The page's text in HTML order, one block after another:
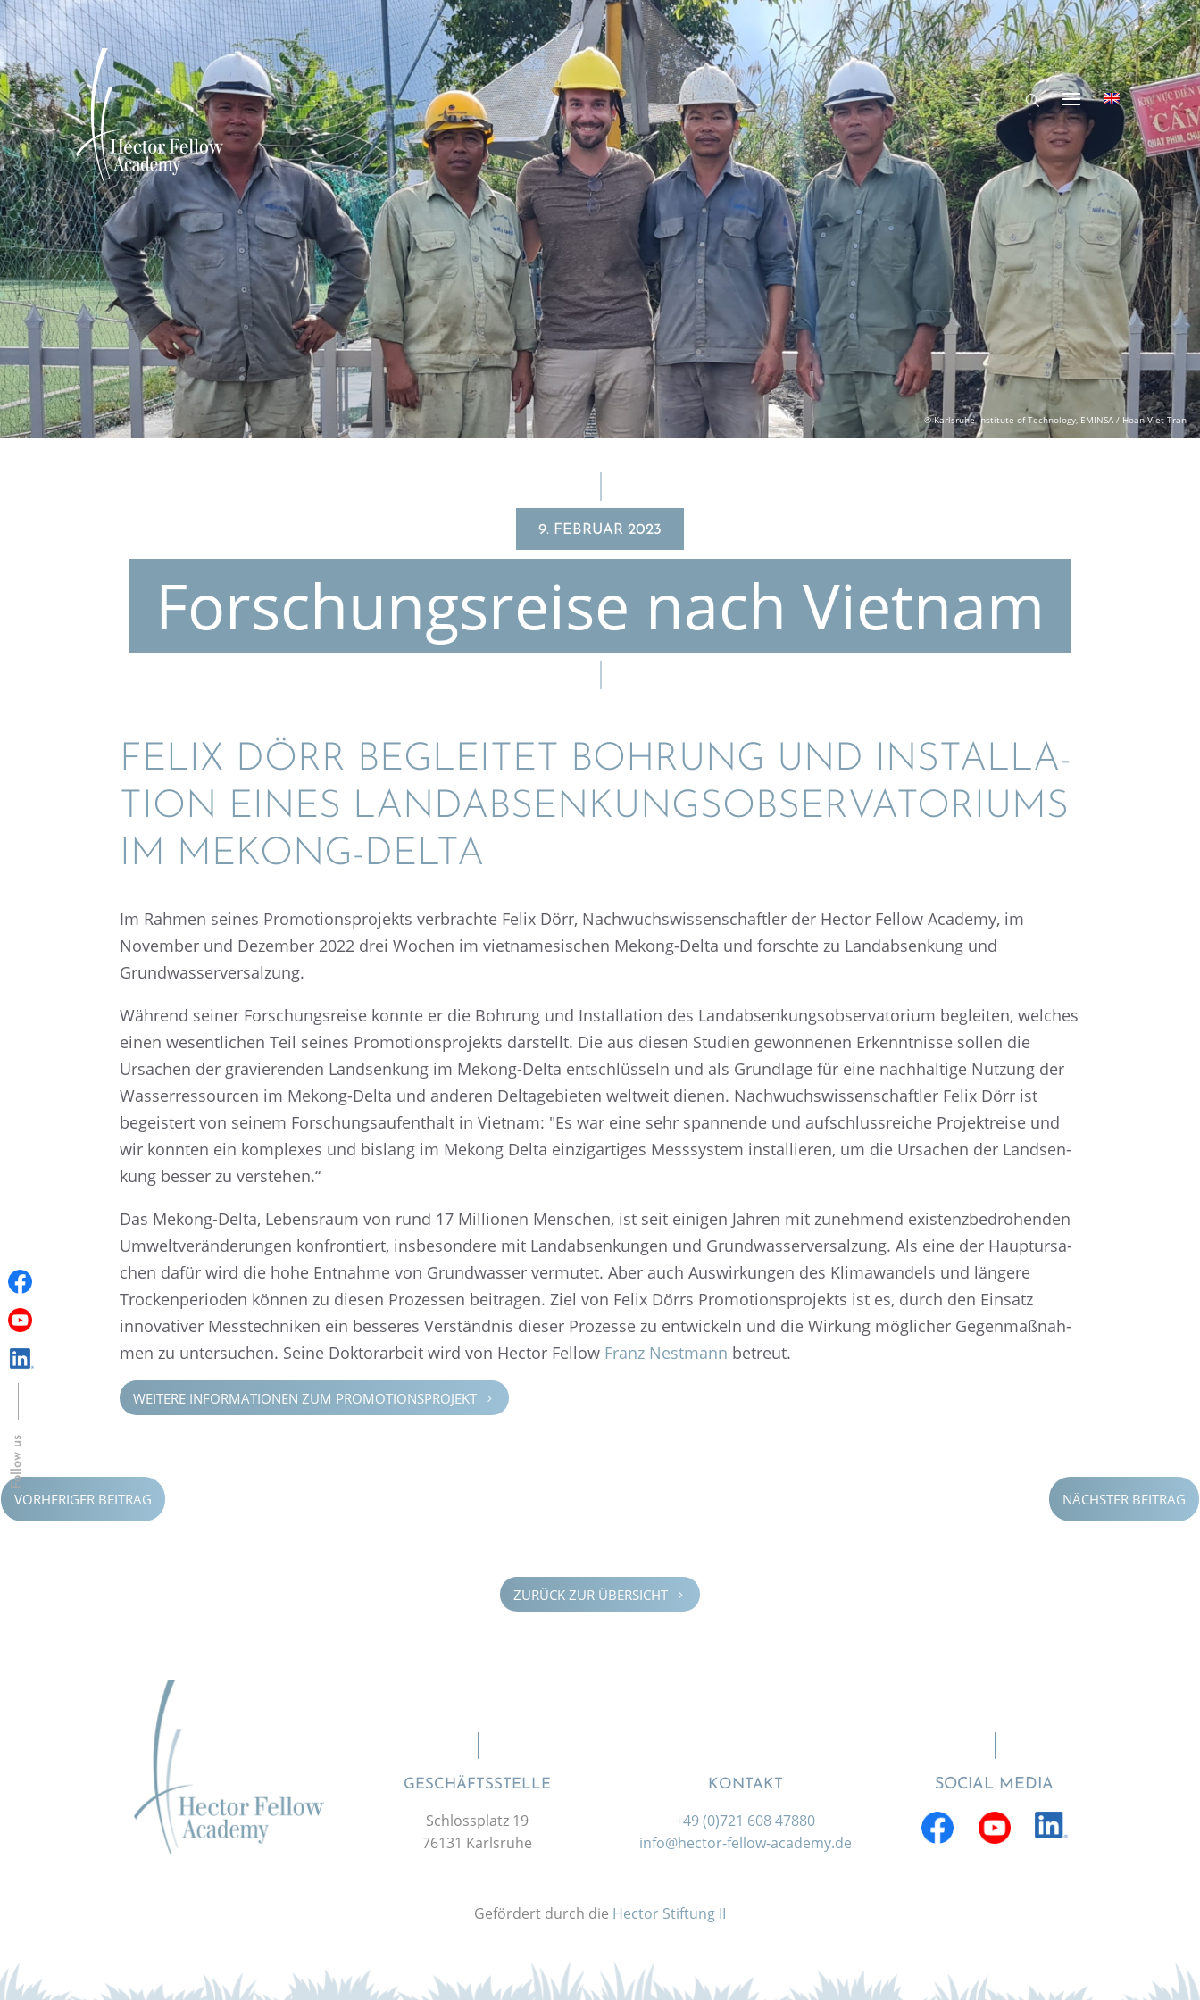
© Karlsruhe Institute of Technology, EMINSA / Hoan Viet Tran
9. FEBRUAR 2023
Forschungs­reise nach Vietnam
FELIX DÖRR BEGLEI­TET BOHRUNG UND INSTAL­LA­
TION EINES LANDAB­SEN­KUNGS­OB­SER­VA­TO­RI­UMS
IM MEKONG-DELTA
Im Rahmen seines Promo­ti­ons­pro­jekts verbrachte Felix Dörr, Nachwuchs­wis­sen­schaft­ler der Hector Fellow Academy, im
Novem­ber und Dezem­ber 2022 drei Wochen im vietna­me­si­schen Mekong-Delta und forschte zu Landab­sen­kung und
Grundwasserversalzung.
Während seiner Forschungs­reise konnte er die Bohrung und Instal­la­tion des Landab­sen­kungs­ob­ser­va­to­rium beglei­ten, welches
einen wesent­li­chen Teil seines Promo­ti­ons­pro­jekts darstellt. Die aus diesen Studien gewon­ne­nen Erkennt­nisse sollen die
Ursachen der gravie­ren­den Landsen­kung im Mekong-Delta entschlüs­seln und als Grund­lage für eine nachhal­tige Nutzung der
Wasser­res­sour­cen im Mekong-Delta und anderen Delta­ge­bie­ten weltweit dienen. Nachwuchs­wis­sen­schaft­ler Felix Dörr ist
begeis­tert von seinem Forschungs­auf­ent­halt in Vietnam: "Es war eine sehr spannende und aufschluss­rei­che Projekt­reise und
wir konnten ein komple­xes und bislang im Mekong Delta einzig­ar­ti­ges Messsys­tem instal­lie­ren, um die Ursachen der Landsen­
kung besser zu verstehen.“
Das Mekong-Delta, Lebens­raum von rund 17 Millio­nen Menschen, ist seit einigen Jahren mit zuneh­mend existenz­be­dro­hen­den
Umwelt­ver­än­de­run­gen konfron­tiert, insbe­son­dere mit Landab­sen­kun­gen und Grund­was­ser­ver­sal­zung. Als eine der Haupt­ur­sa­
chen dafür wird die hohe Entnahme von Grund­was­ser vermu­tet. Aber auch Auswir­kun­gen des Klima­wan­dels und längere
Trocken­pe­ri­oden können zu diesen Prozes­sen beitra­gen. Ziel von Felix Dörrs Promo­ti­ons­pro­jekts ist es, durch den Einsatz
innova­ti­ver Messtech­ni­ken ein besse­res Verständ­nis dieser Prozesse zu entwi­ckeln und die Wirkung mögli­cher Gegen­maß­nah­
men zu unter­su­chen. Seine Doktor­ar­beit wird von Hector Fellow Franz Nestmann betreut.
WEITERE INFOR­MA­TIO­NEN ZUM PROMO­TI­ONS­PRO­JEKT 5
VORHERIGER BEITRAG NÄCHSTER BEITRAG
ZURÜCK ZUR ÜBERSICHT 5
Follow us
GESCHÄFTSSTELLE
Schlossplatz 19
76131 Karlsruhe
KONTAKT
+49 (0)721 608 47880
info@hector-fellow-academy.de
SOCIAL MEDIA
Gefördert durch die Hector Stiftung II